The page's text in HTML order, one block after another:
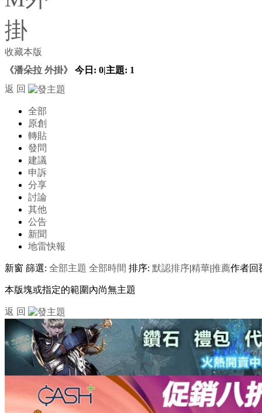
收藏本版
《潘朵拉 外掛》
今日: 0|主題: 1
返 回
全部
原創
轉貼
發問
建議
申訴
分享
討論
其他
公告
新聞
地雷快報
新窗 篩選: 全部主題 全部時間 排序: 默認排序|精華|推薦作者回
本版塊或指定的範圍內尚無主題
返 回